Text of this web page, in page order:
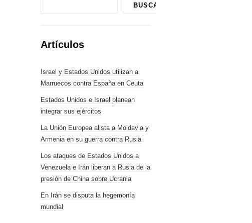
BUSCAR
Artículos
Israel y Estados Unidos utilizan a
Marruecos contra España en Ceuta
Estados Unidos e Israel planean
integrar sus ejércitos
La Unión Europea alista a Moldavia y
Armenia en su guerra contra Rusia
Los ataques de Estados Unidos a
Venezuela e Irán liberan a Rusia de la
presión de China sobre Ucrania
En Irán se disputa la hegemonía
mundial